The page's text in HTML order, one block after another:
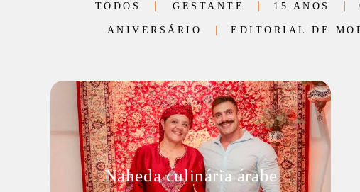
TODOS GESTANTE 15 ANOS
ANIVERSÁRIO EDITORIAL DE
Naheda culinária árabe